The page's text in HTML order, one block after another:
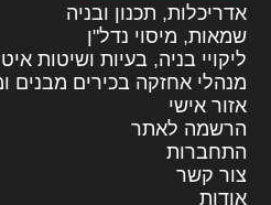
אדריכלות, תכנון ובניה
שמאות, מיסוי נדל"ן
ליקויי בניה, בעיות ושיטות
מנהלי אחזקה בכירים מבנים
אזור אישי
הרשמה לאתר
התחברות
צור קשר
אודות